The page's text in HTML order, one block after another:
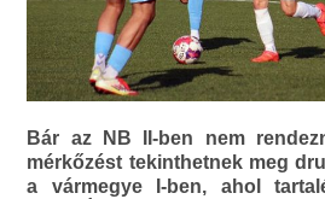
Bár az NB II-ben nem
mérkőzést tekinthetnek meg
a vármegye I-ben, ahol